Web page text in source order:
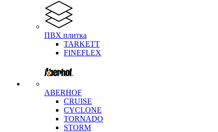
ПВХ плитка
TARKETT
FINEFLEX
ABERHOF
CRUISE
CYCLONE
TORNADO
STORM